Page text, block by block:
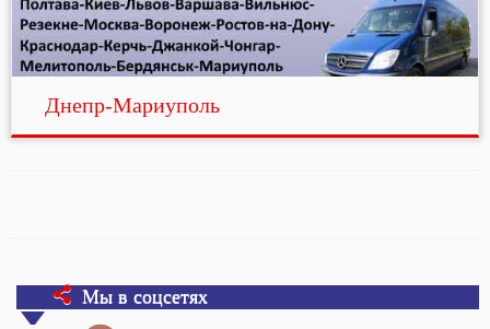
Днепр-Мариуполь
Мы в соцсетях